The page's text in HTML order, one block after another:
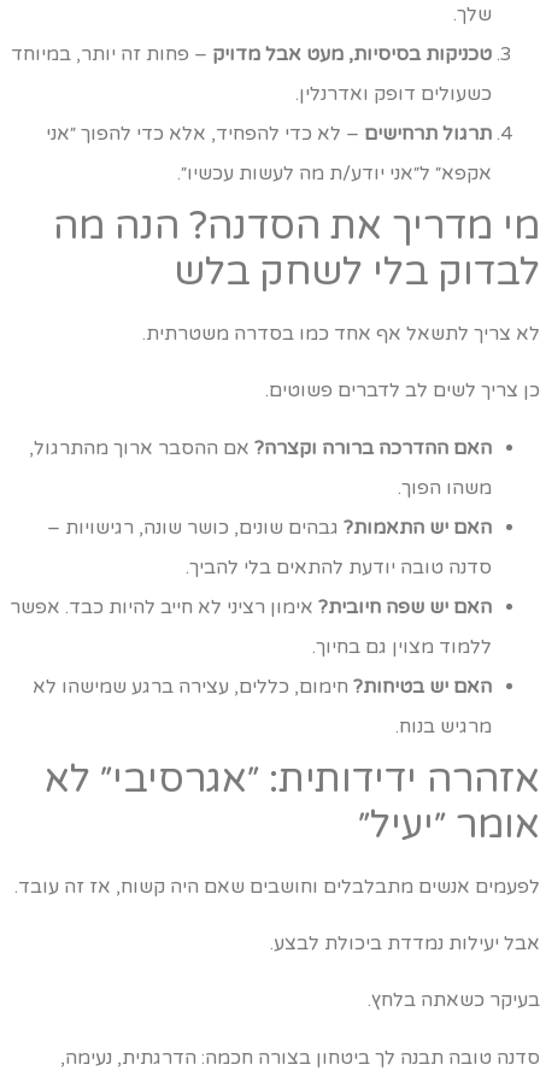
שלך.
טכניקות בסיסיות, מעט אבל מדויק– פחות זה יותר, במיוחד
כשעולים דופק ואדרנלין.
תרגול תרחישים– לא כדי להפחיד, אלא כדי להפוך ״אני
אקפא״ ל״אני יודע/ת מה לעשות עכשיו״.
מדריך את הסדנה? הנה מה
בלי לשחק בלש
צריך לתשאל אף אחד כמו בסדרה משטרתית.
צריך לשים לב לדברים פשוטים.
האם ההדרכה ברורה וקצרה?אם ההסבר ארוך מהתרגול,
משהו הפוך.
האם יש התאמות?גבהים שונים, כושר שונה, רגישויות –
סדנה טובה יודעת להתאים בלי להביך.
האם יש שפה חיובית?אימון רציני לא חייב להיות כבד. אפשר
ללמוד מצוין גם בחיוך.
האם יש בטיחות?חימום, כללים, עצירה ברגע שמישהו לא
מרגיש בנוח.
ידידותית: ״אגרסיבי״ לא
״יעיל״
אנשים מתבלבלים וחושבים שאם היה קשוח, אז זה עובד.
יעילות נמדדת ביכולת לבצע.
כשאתה בלחץ.
טובה תבנה לך ביטחון בצורה חכמה: הדרגתית, נעימה,